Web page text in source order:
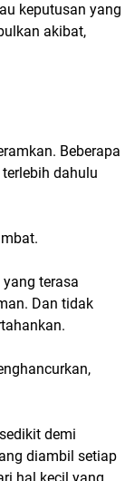
keputusan yang
akibat,
Beberapa
dahulu
terasa
Dan tidak
demi
diambil setiap